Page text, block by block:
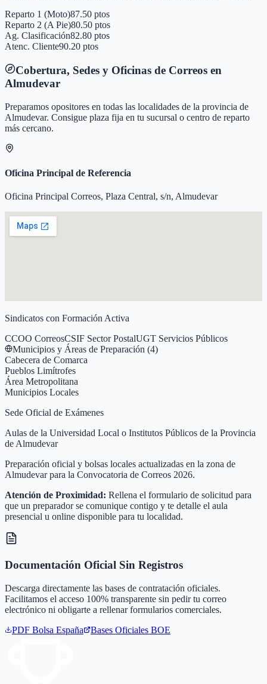
Reparto 1 (Moto)87.50 ptos
Reparto 2 (A Pie)80.50 ptos
Ag. Clasificación82.80 ptos
Atenc. Cliente90.20 ptos
Cobertura, Sedes y Oficinas de Correos en
Almudevar
Preparamos opositores en todas las localidades de la provincia de
Almudevar. Consigue plaza fija en tu sucursal o centro de reparto
más cercano.
Oficina Principal de Referencia
Oficina Principal Correos, Plaza Central, s/n, Almudevar
Sindicatos con Formación Activa
CCOO CorreosCSIF Sector PostalUGT Servicios Públicos
Municipios y Áreas de Preparación (4)
Cabecera de Comarca
Pueblos Limítrofes
Área Metropolitana
Municipios Locales
Sede Oficial de Exámenes
Aulas de la Universidad Local o Institutos Públicos de la Provincia
de Almudevar
Preparación oficial y bolsas locales actualizadas en la zona de
Almudevar para la Convocatoria de Correos 2026.
Atención de Proximidad: Rellena el formulario de solicitud para
que un preparador se comunique contigo y te detalle el aula
presencial u online disponible para tu localidad.
Documentación Oficial Sin Registros
Descarga directamente las bases de contratación oficiales.
Facilitamos el acceso 100% transparente sin pedir tu correo
electrónico ni obligarte a rellenar formularios comerciales.
PDF Bolsa España Bases Oficiales BOE